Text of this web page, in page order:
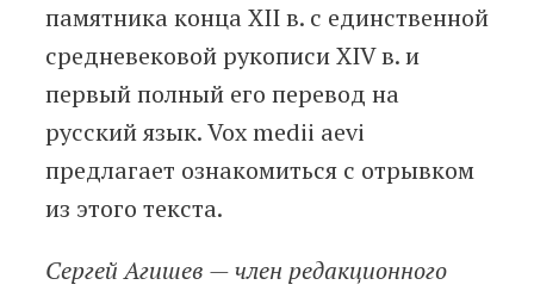
памятника конца XII в. с единственной
средневековой рукописи XIV в. и
первый полный его перевод на
русский язык. Vox medii aevi
предлагает ознакомиться с отрывком
из этого текста.
Сергей Агишев — член редакционного